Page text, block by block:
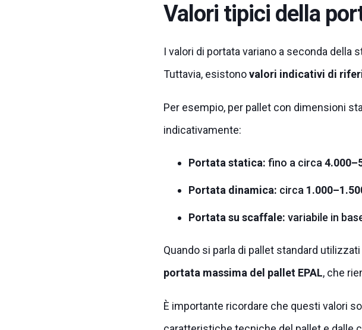
Valori tipici della
I valori di portata variano a seconda della
Tuttavia, esistonovalori indicativi di
Per esempio, per pallet con dimensioni
indicativamente:
Portata statica: fino a circa
Portata dinamica: circa
Portata su scaffale: variabile in
Quando si parla di pallet standard
portata massima del pallet EPAL, che
È importante ricordare che questi valori